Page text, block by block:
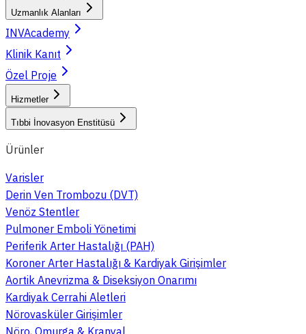
Uzmanlık Alanları
INVAcademy
Klinik Kanıt
Özel Proje
Hizmetler
Tıbbi İnovasyon Enstitüsü
Ürünler
Varisler
Derin Ven Trombozu (DVT)
Venöz Stentler
Pulmoner Emboli Yönetimi
Periferik Arter Hastalığı (PAH)
Koroner Arter Hastalığı & Kardiyak Girişimler
Aortik Anevrizma & Diseksiyon Onarımı
Kardiyak Cerrahi Aletleri
Nörovasküler Girişimler
Nöro, Omurga & Kranyal